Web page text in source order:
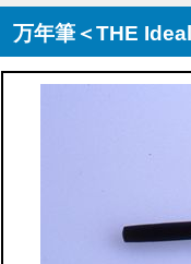
万年筆＜THE